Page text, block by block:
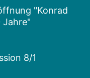
"Konrad
Jahre"
8/1